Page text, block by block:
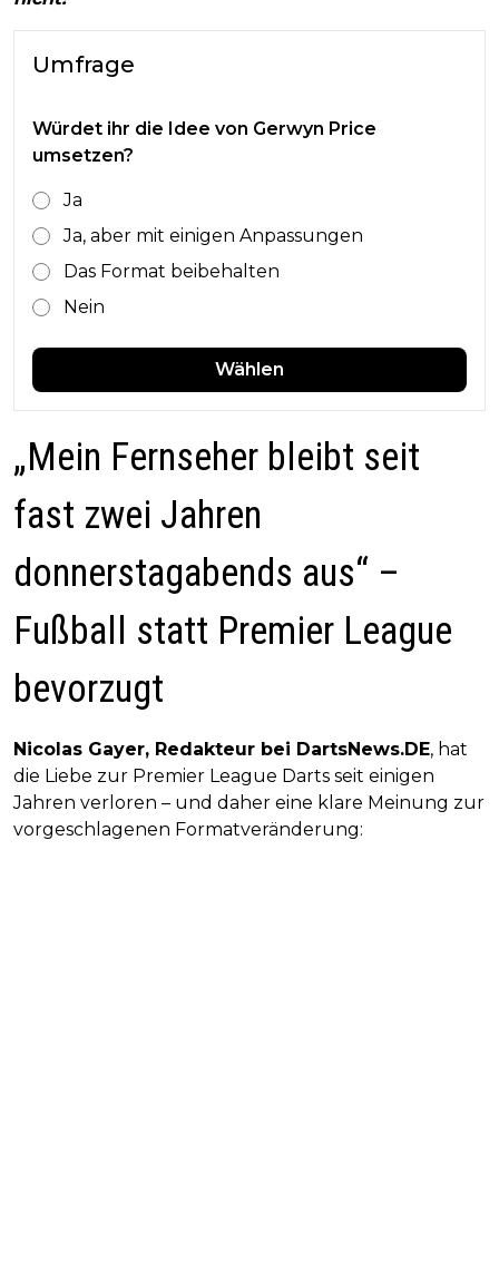
Umfrage
Würdet ihr die Idee von Gerwyn Price
umsetzen?
Ja
Ja, aber mit einigen Anpassungen
Das Format beibehalten
Nein
Wählen
„Mein Fernseher bleibt seit
fast zwei Jahren
donnerstagabends aus“ –
Fußball statt Premier League
bevorzugt
Nicolas Gayer, Redakteur bei DartsNews.DE, hat
die Liebe zur Premier League Darts seit einigen
Jahren verloren – und daher eine klare Meinung zur
vorgeschlagenen Formatveränderung: